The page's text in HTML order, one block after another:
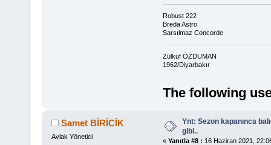
Robust 222
Breda Astro
Sarsılmaz Concorde
Zülküf ÖZDUMAN
1962/Diyarbakır
The following
Samet BİRİCİK
Avlak Yönetici
Ynt: Sezon kapanınca
gibi..
« Yanıtla #8 : 16 Haziran 2021,